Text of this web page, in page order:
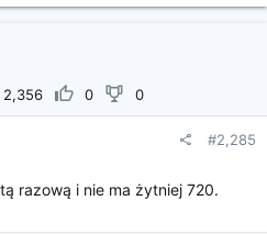
2,356 0 0
#2,285
razową i nie ma żytniej 720.